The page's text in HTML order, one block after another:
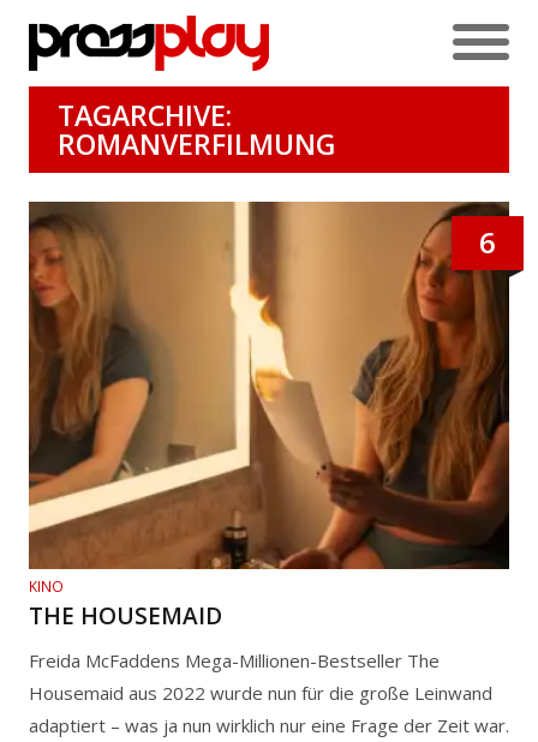
TAGARCHIVE:
ROMANVERFILMUNG
6
KINO
THE HOUSEMAID
Freida McFaddens Mega-Millionen-Bestseller The
Housemaid aus 2022 wurde nun für die große Leinwand
adaptiert – was ja nun wirklich nur eine Frage der Zeit war.